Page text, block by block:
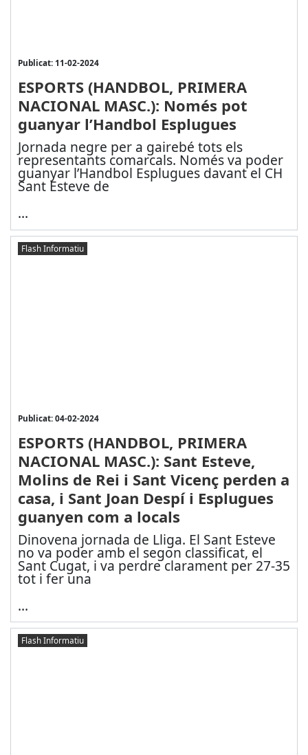
Publicat: 11-02-2024
ESPORTS (HANDBOL, PRIMERA
NACIONAL MASC.): Només pot
guanyar l’Handbol Esplugues
Jornada negre per a gairebé tots els
representants comarcals. Només va poder
guanyar l’Handbol Esplugues davant el CH
Sant Esteve de
...
Flash Informatiu
Publicat: 04-02-2024
ESPORTS (HANDBOL, PRIMERA
NACIONAL MASC.): Sant Esteve,
Molins de Rei i Sant Vicenç perden a
casa, i Sant Joan Despí i Esplugues
guanyen com a locals
Dinovena jornada de Lliga. El Sant Esteve
no va poder amb el segon classificat, el
Sant Cugat, i va perdre clarament per 27-35
tot i fer una
...
Flash Informatiu